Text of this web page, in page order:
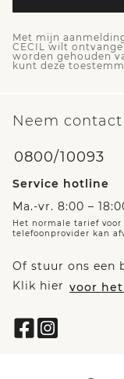
Met mijn
CECIL wilt
worden gehouden
kunt deze
Neem
0800/10093
Service hotline
Ma.-vr. 8:00 –
Het normale tarief
telefoonprovider kan
Of stuur ons een
Klik hier voor